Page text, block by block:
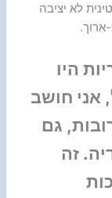
לא יציבה
ארוך.
היו
אני חושב
גם
זה